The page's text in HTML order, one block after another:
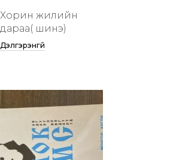
Хорин жилийн
дараа( шинэ)
Дэлгэрэнгүй